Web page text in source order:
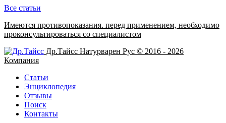
Все статьи
Имеются противопоказания. перед применением, необходимо
проконсультироваться со специалистом
Др.Тайсс Натурварен Рус © 2016 - 2026
Компания
Статьи
Энциклопедия
Отзывы
Поиск
Контакты